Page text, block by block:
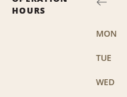
HOURS
MON
TUE
WED